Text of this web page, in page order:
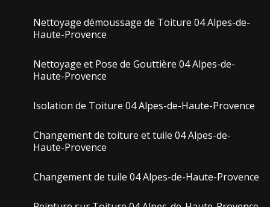
Nettoyage démoussage de Toiture 04 Alpes-de-
Haute-Provence
Nettoyage et Pose de Gouttière 04 Alpes-de-
Haute-Provence
Isolation de Toiture 04 Alpes-de-Haute-Provence
Changement de toiture et tuile 04 Alpes-de-
Haute-Provence
Changement de tuile 04 Alpes-de-Haute-Provence